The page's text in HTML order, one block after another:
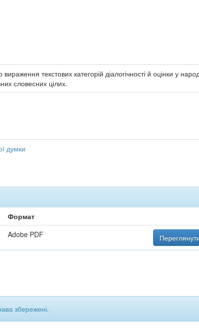
текстових категорій діалогічності й оцінки у
словесних цілих.
думки
Формат
Adobe PDF
збережені.